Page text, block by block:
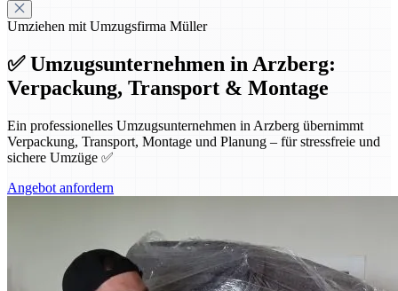
Umziehen mit Umzugsfirma Müller
✅ Umzugsunternehmen in Arzberg:
Verpackung, Transport & Montage
Ein professionelles Umzugsunternehmen in Arzberg übernimmt
Verpackung, Transport, Montage und Planung – für stressfreie und
sichere Umzüge ✅
Angebot anfordern